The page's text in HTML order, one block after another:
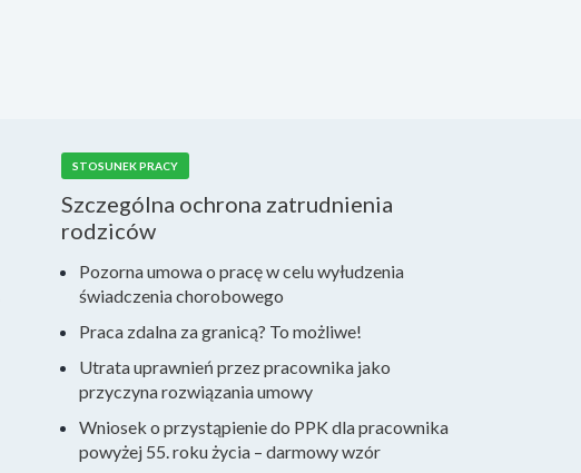
STOSUNEK PRACY
Szczególna ochrona zatrudnienia
rodziców
Pozorna umowa o pracę w celu wyłudzenia
świadczenia chorobowego
Praca zdalna za granicą? To możliwe!
Utrata uprawnień przez pracownika jako
przyczyna rozwiązania umowy
Wniosek o przystąpienie do PPK dla pracownika
powyżej 55. roku życia – darmowy wzór